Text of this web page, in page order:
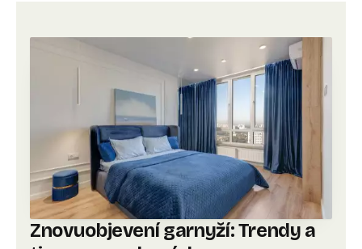
Znovuobjevení garnyží: Trendy a